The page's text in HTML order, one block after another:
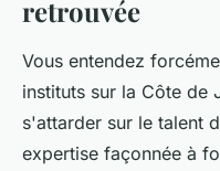
retrouvée
Vous entendez
instituts sur la Côte de
s'attarder sur le talent
expertise façonnée à